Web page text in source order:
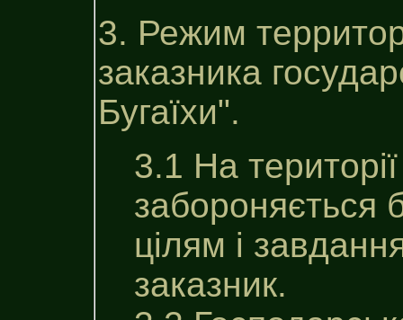
3. Режим
заказника
Бугаїхи".
3.1 На
забороняється
цілям i
заказник.